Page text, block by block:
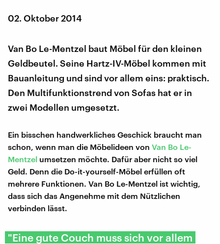
02. Oktober 2014
Van Bo Le-Mentzel baut Möbel für den kleinen
Geldbeutel. Seine Hartz-IV-Möbel kommen mit
Bauanleitung und sind vor allem eins: praktisch.
Den Multifunktionstrend von Sofas hat er in
zwei Modellen umgesetzt.
Ein bisschen handwerkliches Geschick braucht man
schon, wenn man die Möbelideen von Van Bo Le-
Mentzel umsetzen möchte. Dafür aber nicht so viel
Geld. Denn die Do-it-yourself-Möbel erfüllen oft
mehrere Funktionen. Van Bo Le-Mentzel ist wichtig,
dass sich das Angenehme mit dem Nützlichen
verbinden lässt.
"Eine gute Couch muss sich vor allem